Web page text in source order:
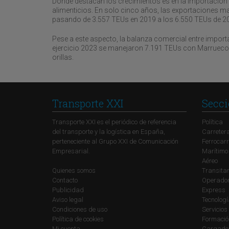
alimenticios. En solo cinco años, las exportaciones
pasando de 3.557 TEUs en 2019 a los 6.550 TEUs de
Pese a este aspecto, la balanza comercial entre
ejercicio 2023 se manejaron 7.191 TEUs con
orillas.
Transporte XXI
Transporte XXI es el periódico de referencia
del transporte y la logística en España,
perteneciente al Grupo XXI de Comunicación
Empresarial.
Quienes somos
Contacto
Publicidad
Aviso legal
Condiciones de uso
Política de cookies
Política
Marítimo
Aéreo
Express
Servicios